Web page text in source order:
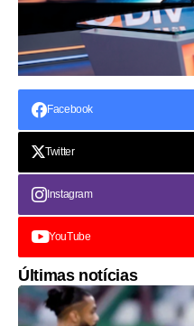
Facebook
Twitter
Instagram
YouTube
Últimas notícias